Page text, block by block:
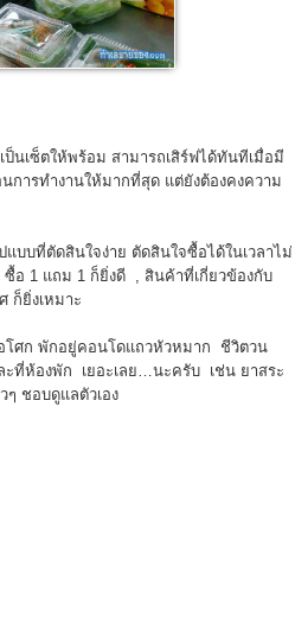
นเซ็ตให้พร้อม สามารถเสิร์ฟได้ทันทีเมื่อมี
การทำงานให้มากที่สุด แต่ยังต้องคงความ
บที่ตัดสินใจง่าย ตัดสินใจซื้อได้ในเวลาไม่
อ 1 แถม 1 ก็ยิ่งดี , สินค้าที่เกี่ยวข้องกับ
ก็ยิ่งเหมาะ
โศก พักอยู่คอนโดแถวหัวหมาก ชีวิตวน
ะที่ห้องพัก เยอะเลย…นะครับ เช่น ยาสระ
ชอบดูแลตัวเอง